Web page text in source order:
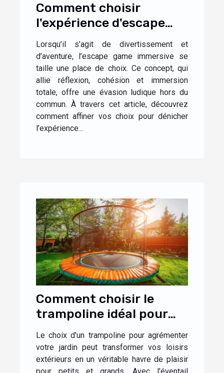
Comment choisir
l'expérience d'escape
game immersive idéale
pour vous
Lorsqu’il s’agit de divertissement et
d’aventure, l’escape game immersive se
taille une place de choix. Ce concept, qui
allie réflexion, cohésion et immersion
totale, offre une évasion ludique hors du
commun. À travers cet article, découvrez
comment affiner vos choix pour dénicher
l’expérience...
Comment choisir le
trampoline idéal pour
votre jardin
Le choix d'un trampoline pour agrémenter
votre jardin peut transformer vos loisirs
extérieurs en un véritable havre de plaisir